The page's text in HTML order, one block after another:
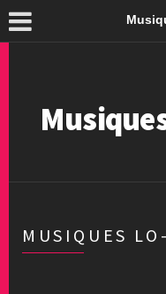
MUSIQUES